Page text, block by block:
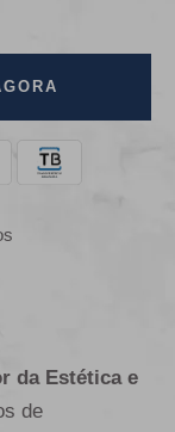
da Estética e
de